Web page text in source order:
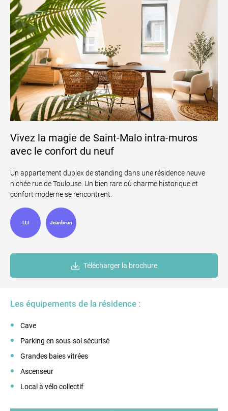
Vivez la magie de Saint-Malo intra-muros
avec le confort du neuf
Un appartement duplex de standing dans une résidence neuve
nichée rue de Toulouse. Un bien rare où charme historique et
confort moderne se rencontrent.
LLI Jeanbrun
Télécharger la brochure
Les équipements de la résidence :
Cave
Parking en sous-sol sécurisé
Grandes baies vitrées
Ascenseur
Local à vélo collectif